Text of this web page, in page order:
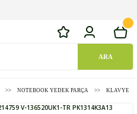
ARA
NOTEBOOK YEDEK PARÇA KLAVYE